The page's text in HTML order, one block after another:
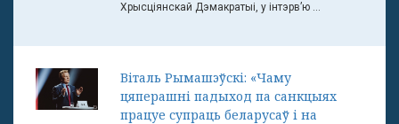
Хрысціянскай Дэмакратыі, у інтэрв’ю ...
Віталь Рымашэўскі: «Чаму
цяперашні падыход па санкцыях
працуе супраць беларусаў і на